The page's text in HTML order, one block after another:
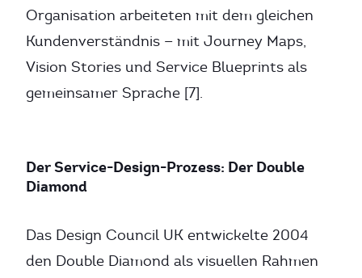
Organisation arbeiteten mit dem gleichen
Kundenverständnis — mit Journey Maps,
Vision Stories und Service Blueprints als
gemeinsamer Sprache [7].
Der Service-Design-Prozess: Der Double
Diamond
Das Design Council UK entwickelte 2004
den Double Diamond als visuellen Rahmen